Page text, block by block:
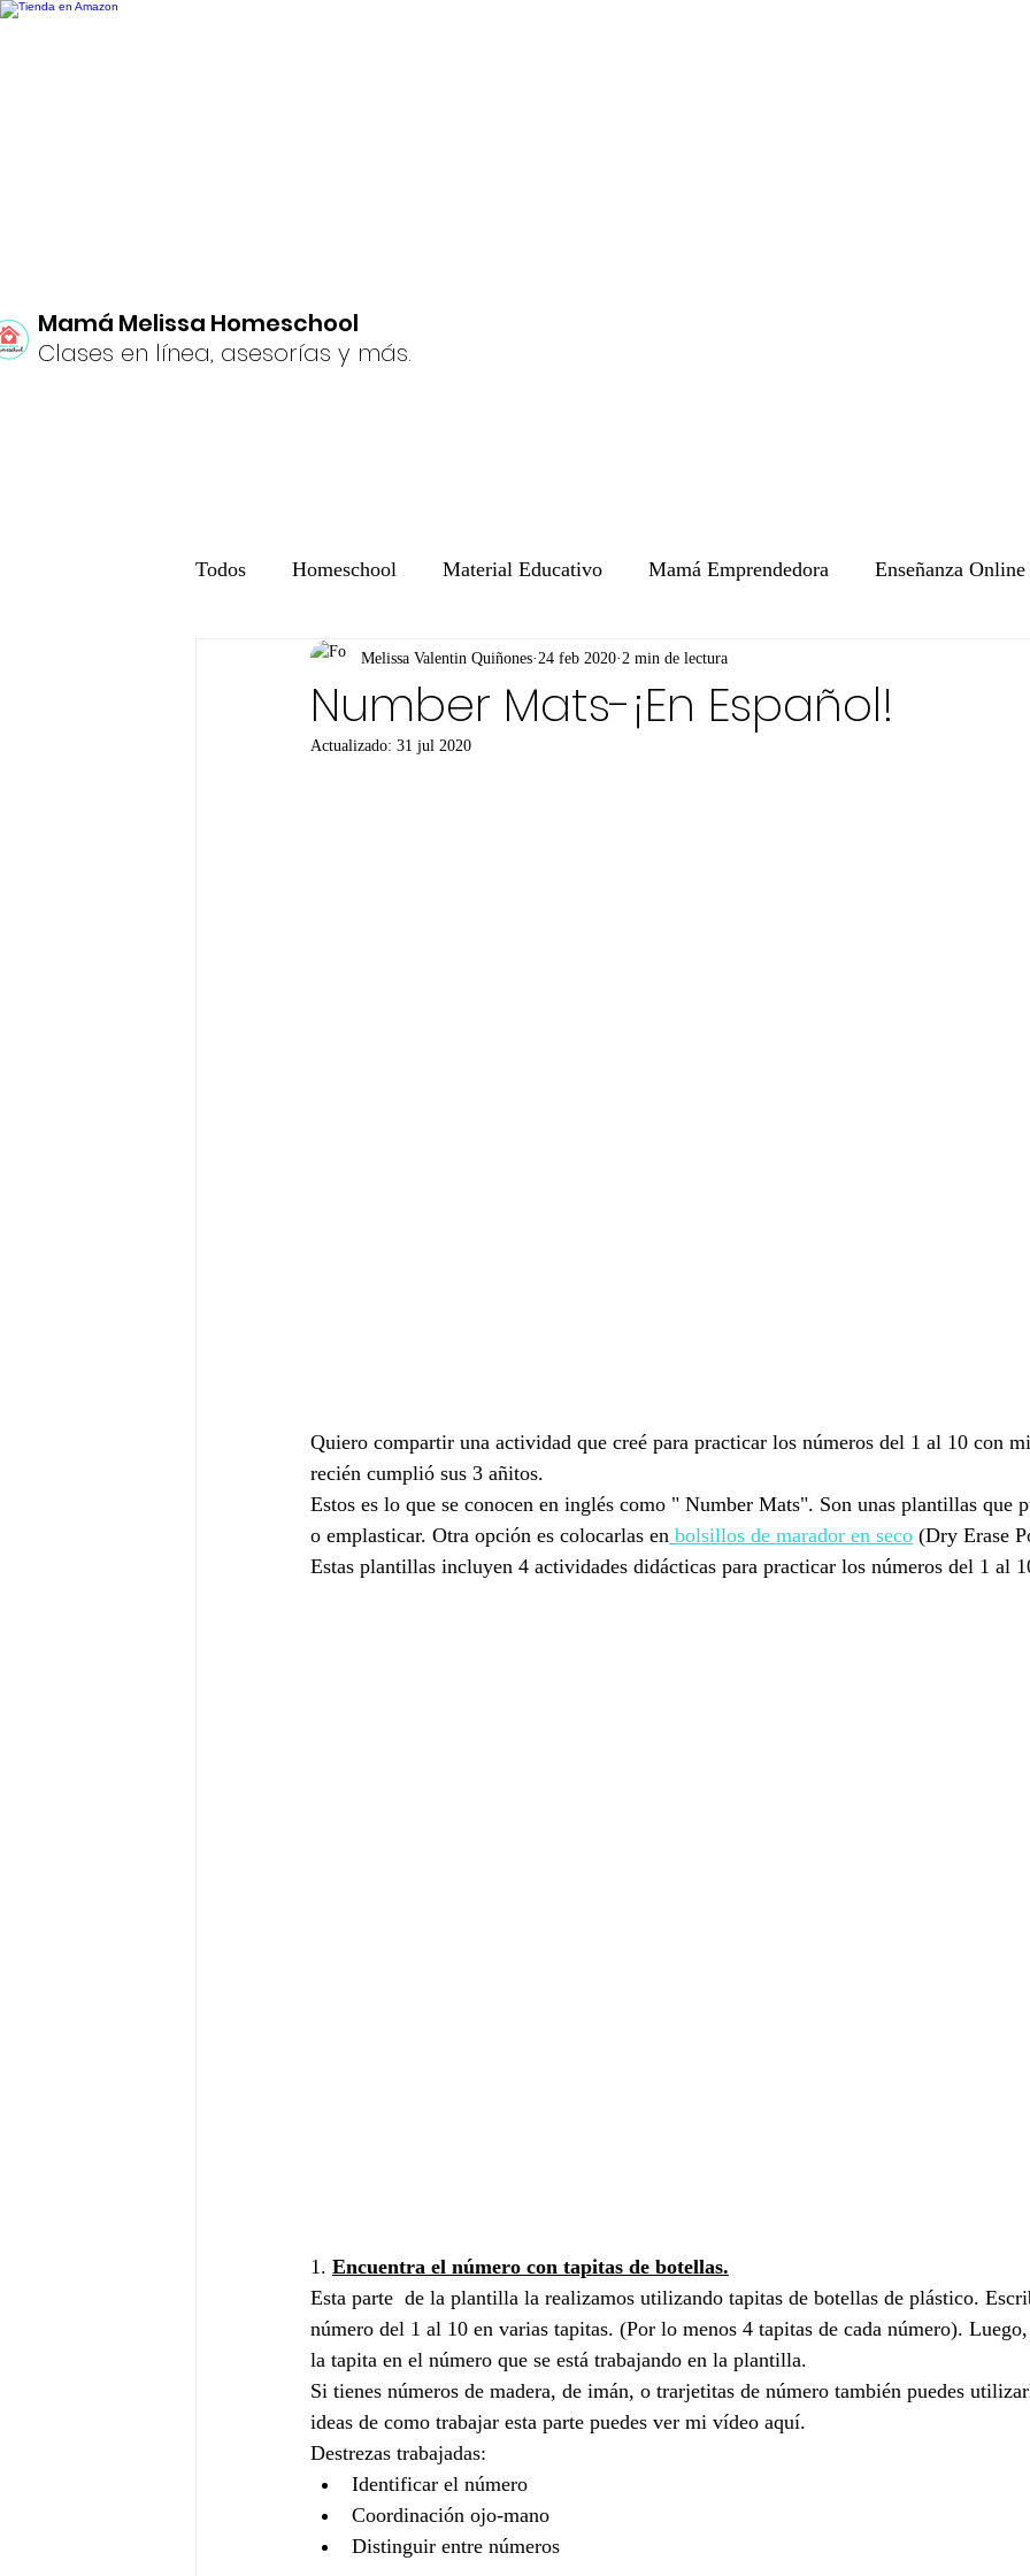
Mamá Melissa Homeschool
Clases en línea, asesorías y más.
Todos Homeschool Material Educativo Mamá Emprendedora Enseñanza Online
Number Mats-¡En Español!
Melissa Valentin Quiñones 24 feb 2020 2 min de lectura
Actualizado: 31 jul 2020
Quiero compartir una actividad que creé para practicar los números del 1 al 10 con
recién cumplió sus 3 añitos.
Estos es lo que se conocen en inglés como " Number Mats". Son unas plantillas que
o emplasticar. Otra opción es colocarlas en bolsillos de marador en seco (Dry Erase
Estas plantillas incluyen 4 actividades didácticas para practicar los números del 1 al
1. Encuentra el número con tapitas de botellas.
Esta parte  de la plantilla la realizamos utilizando tapitas de botellas de plástico.
número del 1 al 10 en varias tapitas. (Por lo menos 4 tapitas de cada número).
la tapita en el número que se está trabajando en la plantilla.
Si tienes números de madera, de imán, o trarjetitas de número también puedes
ideas de como trabajar esta parte puedes ver mi vídeo aquí.
Destrezas trabajadas:
Identificar el número
Coordinación ojo-mano
Distinguir entre números